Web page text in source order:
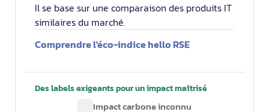
Il se base sur une comparaison des produits IT
similaires du marché.
Comprendre l'éco-indice hello RSE
Des labels exigeants pour un impact maîtrisé
Impact carbone inconnu